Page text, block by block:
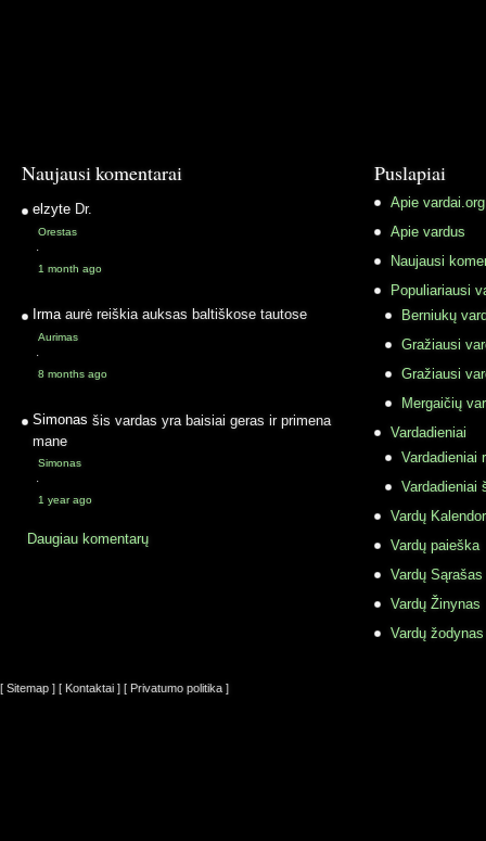
Naujausi komentarai
elzyte Dr.
Orestas
·
1 month ago
Irma aurė reiškia auksas baltiškose tautose
Aurimas
·
8 months ago
Simonas šis vardas yra baisiai geras ir primena
mane
Simonas
·
1 year ago
Daugiau komentarų
Puslapiai
Apie vardai.org
Apie vardus
Naujausi
Populiariausi
Berniukų
Gražiausi
Gražiausi
Mergaičių
Vardadieniai
Vardadieniai
Vardadieniai
Vardų
Vardų paieška
Vardų Sąrašas
Vardų Žinynas
Vardų
[ Sitemap ] [ Kontaktai ] [ Privatumo politika ]